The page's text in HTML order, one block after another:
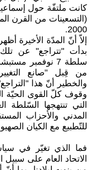
كانت ملتفّة حول
(التسعينات من القرن
2000.
إلاّ أنّ المدّة الأخيرة
بدأت "تتراجع" عن
سلطة 7 نوفمبر
من قِبل "صانع
والخطير أنّ هذا
وقوف كلّ القوى الحيّة
التي تنتهجها
المدني والأحزاب
للتّطبيع مع الكيان
فما الذي تغيّر في
الاتحاد العام على